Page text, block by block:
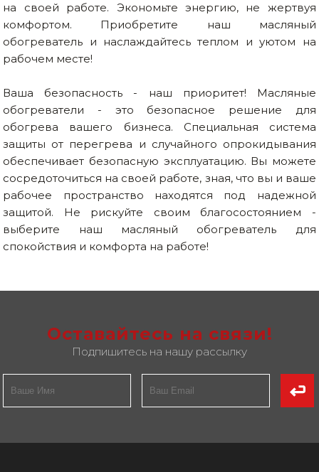
на своей работе. Экономьте энергию, не жертвуя
комфортом. Приобретите наш масляный
обогреватель и наслаждайтесь теплом и уютом на
рабочем месте!
Ваша безопасность - наш приоритет! Масляные
обогреватели - это безопасное решение для
обогрева вашего бизнеса. Специальная система
защиты от перегрева и случайного опрокидывания
обеспечивает безопасную эксплуатацию. Вы можете
сосредоточиться на своей работе, зная, что вы и ваше
рабочее пространство находятся под надежной
защитой. Не рискуйте своим благосостоянием -
выберите наш масляный обогреватель для
спокойствия и комфорта на работе!
Оставайтесь на связи!
Подпишитесь на нашу рассылку